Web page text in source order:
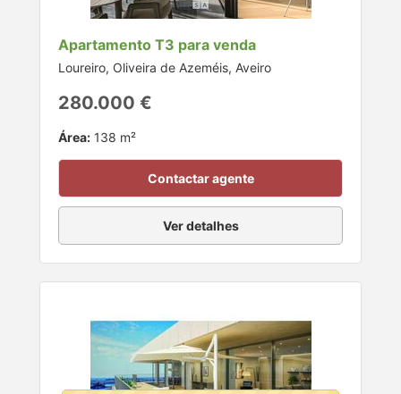
Apartamento T3 para venda
Loureiro, Oliveira de Azeméis, Aveiro
280.000 €
Área: 138 m²
Contactar agente
Ver detalhes